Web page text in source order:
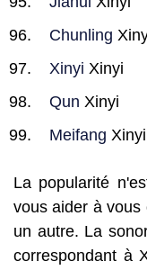
Chunling
Xinyi Xinyi
Qun Xinyi
Meifang Xinyi
La popularité
vous aider à vous
un autre. La
correspondant à